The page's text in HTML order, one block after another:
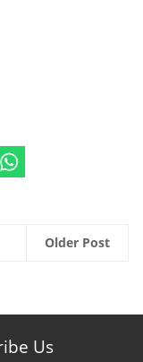
Older Post
Us